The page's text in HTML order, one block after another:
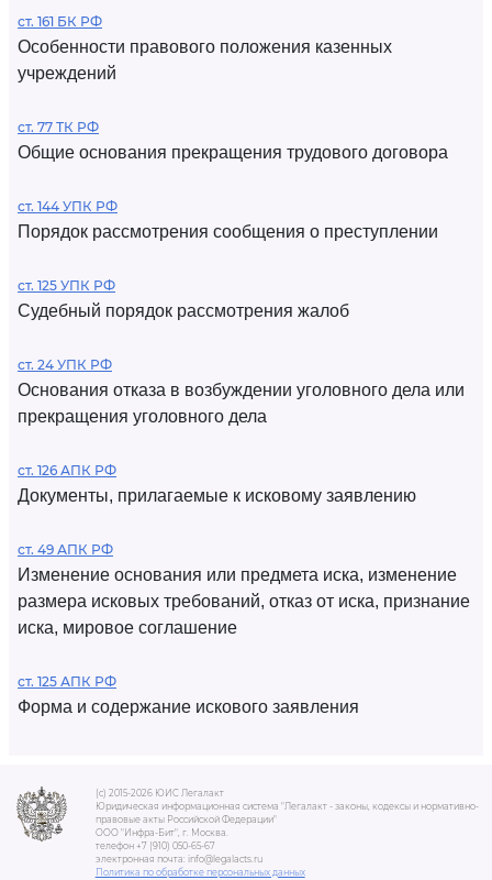
ст. 161 БК РФ
Особенности правового положения казенных
учреждений
ст. 77 ТК РФ
Общие основания прекращения трудового договора
ст. 144 УПК РФ
Порядок рассмотрения сообщения о преступлении
ст. 125 УПК РФ
Судебный порядок рассмотрения жалоб
ст. 24 УПК РФ
Основания отказа в возбуждении уголовного дела или
прекращения уголовного дела
ст. 126 АПК РФ
Документы, прилагаемые к исковому заявлению
ст. 49 АПК РФ
Изменение основания или предмета иска, изменение
размера исковых требований, отказ от иска, признание
иска, мировое соглашение
ст. 125 АПК РФ
Форма и содержание искового заявления
(c) 2015-2026 ЮИС Легалакт
Юридическая информационная система "Легалакт - законы, кодексы и нормативно-
правовые акты Российской Федерации"
ООО "Инфра-Бит", г. Москва.
телефон +7 (910) 050-65-67
электронная почта: info@legalacts.ru
Политика по обработке персональных данных